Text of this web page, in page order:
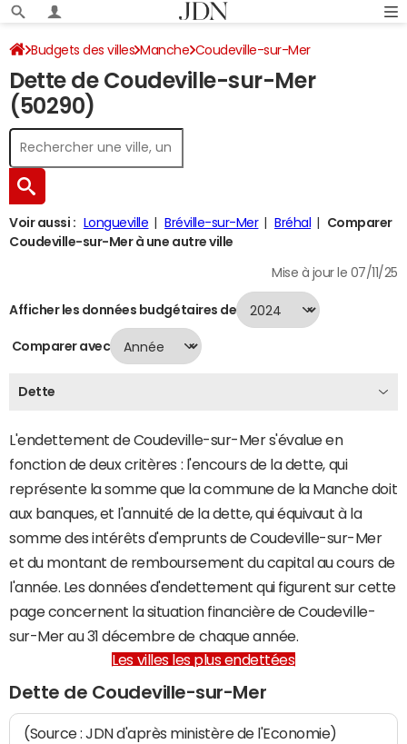
Budgets des villes Manche Coudeville-sur-Mer
Dette au 31/12/2024
Dette de Coudeville-sur-Mer
(50290)
Voir aussi : Longueville Bréville-sur-Mer Bréhal
Comparer
Coudeville-sur-Mer à une autre ville
Mise à jour le 07/11/25
Afficher les données budgétaires de
Comparer avec
Dette
L'endettement de Coudeville-sur-Mer s'évalue en
fonction de deux critères : l'encours de la dette, qui
représente la somme que la commune de la Manche doit
aux banques, et l'annuité de la dette, qui équivaut à la
somme des intérêts d'emprunts de Coudeville-sur-Mer
et du montant de remboursement du capital au cours de
l'année. Les données d'endettement qui figurent sur cette
page concernent la situation financière de Coudeville-
sur-Mer au 31 décembre de chaque année.
Les villes les plus endettées
Dette de Coudeville-sur-Mer
(Source : JDN d'après ministère de l'Economie)